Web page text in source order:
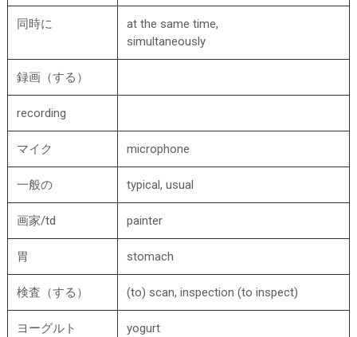
同時に
at the same time,
simultaneously
録画（する）
recording
マイク microphone
一般の typical, usual
画家/td painter
胃 stomach
検査（する） (to) scan, inspection (to inspect)
ヨーグルト yogurt